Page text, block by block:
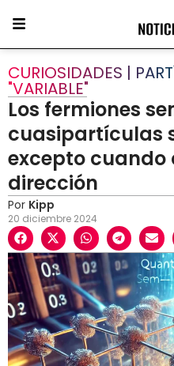
CURIOSIDADES |
"VARIABLE"
Los fermiones
cuasipartículas
excepto
dirección
Por Kipp
20 diciembre 2024